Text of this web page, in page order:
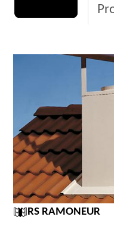
RS RAMONEUR